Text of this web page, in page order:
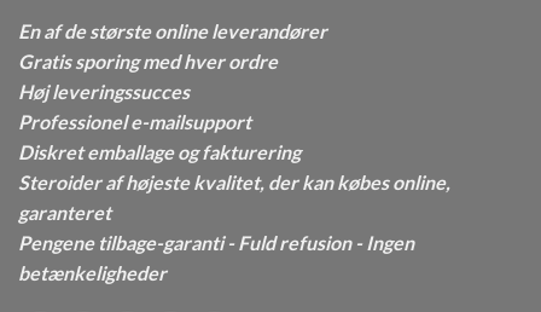
En af de største online leverandører
Gratis sporing med hver ordre
Høj leveringssucces
Professionel e-mailsupport
Diskret emballage og fakturering
Steroider af højeste kvalitet, der kan købes online,
garanteret
Pengene tilbage-garanti - Fuld refusion - Ingen
betænkeligheder